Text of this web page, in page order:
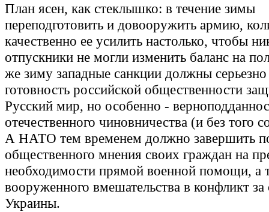
План ясен, как стеклышко: в течение зимы
переподготовить и довооружить армию,
качественно ее усилить настолько, чтобы
отпускники не могли изменить баланс на
же зиму западные санкции должны серьезно
готовность российской общественности
Русский мир, но особенно -
отечественного чиновничества (и без того
А НАТО тем временем должно завершить
общественного мнения своих граждан на
необходимости прямой военной помощи, а
вооруженного вмешательства в конфликт за
Украины.